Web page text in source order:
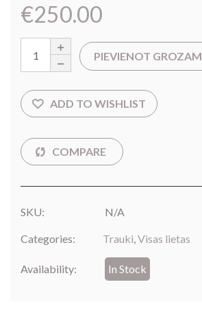
€250.00
PIEVIENOT GROZAM
SKU: N/A
Categories: Trauki,Visas lietas
Availability: In Stock